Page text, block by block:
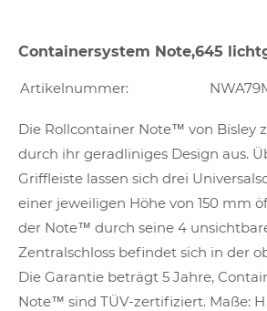
Containersystem Note,645
Artikelnummer:
Die Rollcontainer Note™ von Bisley
durch ihr geradliniges Design aus.
Griffleiste lassen sich drei
einer jeweiligen Höhe von 150 mm
der Note™ durch seine 4
Zentralschloss befindet sich in der
Die Garantie beträgt 5 Jahre,
Note™ sind TÜV-zertifiziert. Maße: H